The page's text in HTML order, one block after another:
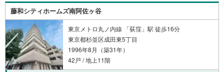
藤和シティホームズ南阿佐ヶ谷
東京メトロ丸ノ内線 「荻窪」駅 徒歩16分
東京都杉並区成田東5丁目
1996年8月（築31年）
42戸 / 地上11階